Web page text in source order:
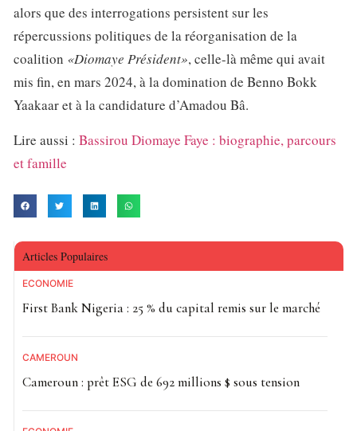
alors que des interrogations persistent sur les
répercussions politiques de la réorganisation de la
coalition «Diomaye Président», celle-là même qui avait
mis fin, en mars 2024, à la domination de Benno Bokk
Yaakaar et à la candidature d’Amadou Bâ.
Lire aussi : Bassirou Diomaye Faye : biographie, parcours
et famille
Articles Populaires
ECONOMIE
First Bank Nigeria : 25 % du capital remis sur le marché
CAMEROUN
Cameroun : prêt ESG de 692 millions $ sous tension